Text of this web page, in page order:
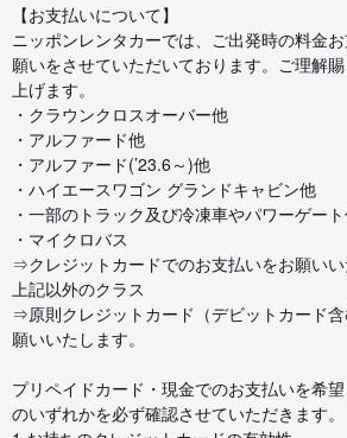
【お支払いについて】
ニッポンレンタカーでは、ご出発時の料金
願いをさせていただいております。ご理解
上げます。
・クラウンクロスオーバー他
・アルファード他
・アルファード(’23.6～)他
・ハイエースワゴン グランドキャビン他
・一部のトラック及び冷凍車やパワーゲー
・マイクロバス
⇒クレジットカードでのお支払いをお願いい
上記以外のクラス
⇒原則クレジットカード（デビットカード
願いいたします。
プリペイドカード・現金でのお支払いを希
のいずれかを必ず確認させていただきます。